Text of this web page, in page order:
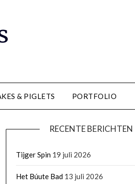
& PIGLETS PORTFOLIO
RECENTE BERICHTEN
Tijger Spin 19 juli 2026
Het Búute Bad 13 juli 2026